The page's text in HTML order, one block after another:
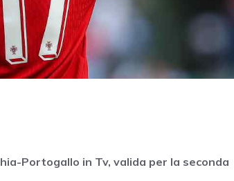
Portogallo in Tv, valida per la seconda